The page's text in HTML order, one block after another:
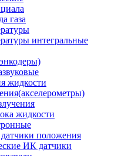
газа
интегральные
жидкости
жидкости
положения
ИК датчики